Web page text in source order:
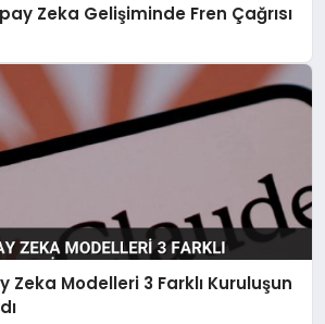
Zeka Gelişiminde Fren Çağrısı
Modelleri 3 Farklı Kuruluşun